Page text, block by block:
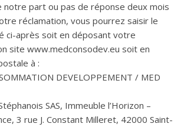
notre part ou pas de réponse deux mois
réclamation, vous pourrez saisir le
ci-après soit en déposant votre
site www.medconsodev.eu soit en
à :
DEVELOPPEMENT / MED
SAS, Immeuble l’Horizon –
3 rue J. Constant Milleret, 42000 Saint-